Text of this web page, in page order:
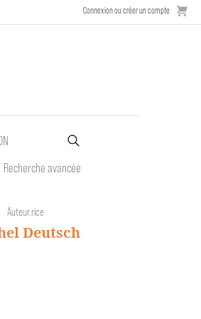
Connexion ou créer un compte
Recherche avancée
Auteur.rice
Deutsch